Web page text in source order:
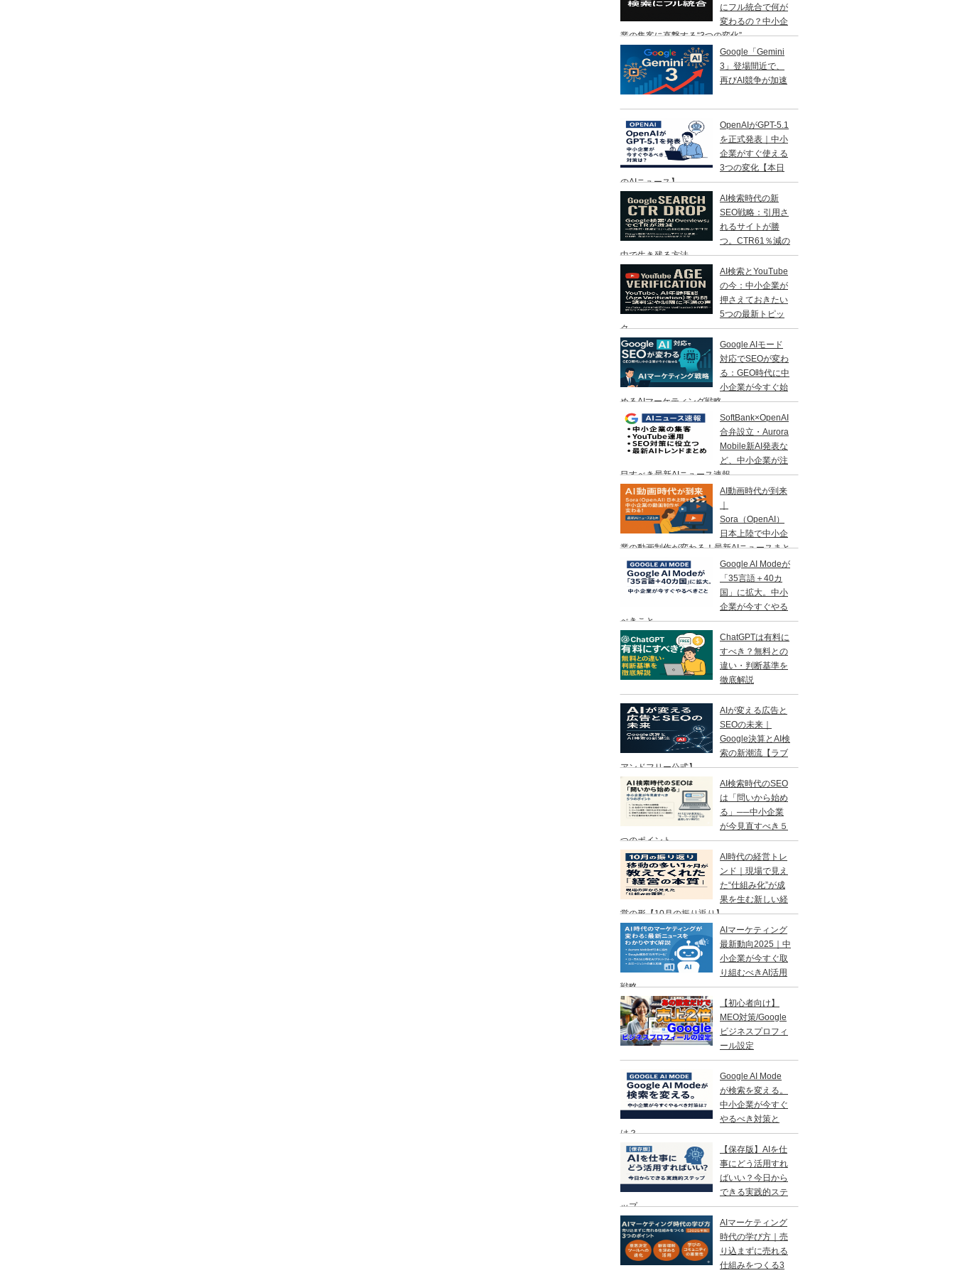
にフル統合で何が
変わるの？中小企
業の集客に直撃する“3つの変化”
Google「Gemini
3」登場間近で、
再びAI競争が加速
OpenAIがGPT-5.1
を正式発表｜中小
企業がすぐ使える
3つの変化【本日
のAIニュース】
AI検索時代の新
SEO戦略：引用さ
れるサイトが勝
つ。CTR61％減の
中で生き残る方法
AI検索とYouTube
の今：中小企業が
押さえておきたい
5つの最新トピッ
ク
Google AIモード
対応でSEOが変わ
る：GEO時代に中
小企業が今すぐ始
めるAIマーケティング戦略
SoftBank×OpenAI
合弁設立・Aurora
Mobile新AI発表な
ど、中小企業が注
目すべき最新AIニュース速報
AI動画時代が到来
Sora（OpenAI）
日本上陸で中小企
業の動画制作が変わる！最新AIニュースまと
め
Google AI Modeが
「35言語＋40カ
国」に拡大。中小
企業が今すぐやる
べきこと
ChatGPTは有料に
すべき？無料との
違い・判断基準を
徹底解説
AIが変える広告と
SEOの未来｜
Google決算とAI検
索の新潮流【ラブ
アンドフリー公式】
AI検索時代のSEO
は「問いから始め
る」──中小企業
が今見直すべき５
つのポイント
AI時代の経営トレ
ンド｜現場で見え
た“仕組み化”が成
果を生む新しい経
営の形【10月の振り返り】
AIマーケティング
最新動向2025｜中
小企業が今すぐ取
り組むべきAI活用
戦略
【初心者向け】
MEO対策/Google
ビジネスプロフィ
ール設定
Google AI Mode
が検索を変える。
中小企業が今すぐ
やるべき対策と
は？
【保存版】AIを仕
事にどう活用すれ
ばいい？今日から
できる実践的ステ
ップ
AIマーケティング
時代の学び方｜売
り込まずに売れる
仕組みをつくる3